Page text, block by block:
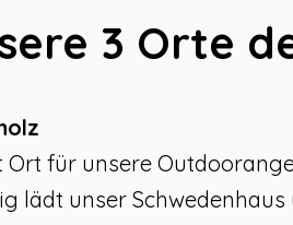
3 Orte
lz
Ort für unsere
lädt unser